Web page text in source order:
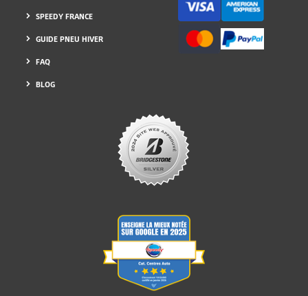
SPEEDY FRANCE
GUIDE PNEU HIVER
FAQ
BLOG